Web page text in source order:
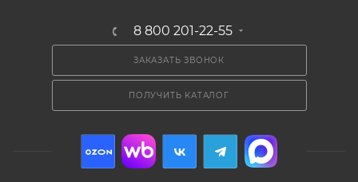
8 800 201-22-55
ЗАКАЗАТЬ ЗВОНОК
ПОЛУЧИТЬ КАТАЛОГ